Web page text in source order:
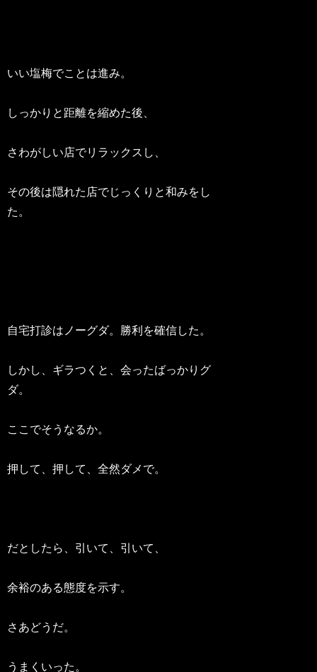
いい塩梅でことは進み。
しっかりと距離を縮めた後、
さわがしい店でリラックスし、
その後は隠れた店でじっくりと和みをし
た。
自宅打診はノーグダ。勝利を確信した。
しかし、ギラつくと、会ったばっかりグ
ダ。
ここでそうなるか。
押して、押して、全然ダメで。
だとしたら、引いて、引いて、
余裕のある態度を示す。
さあどうだ。
うまくいった。